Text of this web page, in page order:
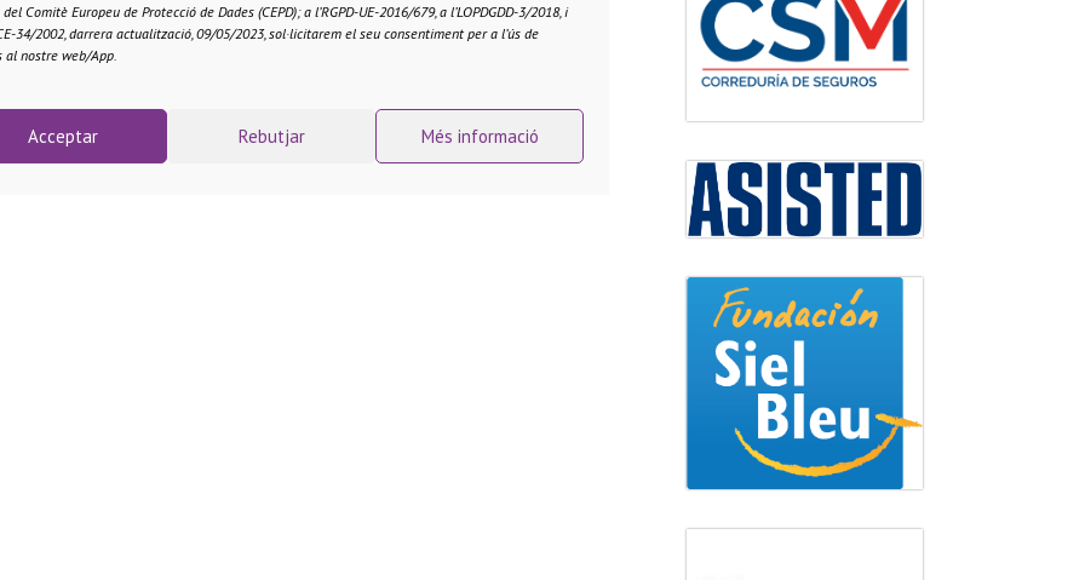
Comitè Europeu de Protecció de Dades (CEPD); a l’RGPD-UE-2016/679, a l’LOPDGDD-3/2018, i
34/2002, darrera actualització, 09/05/2023, sol·licitarem el seu consentiment per a l’ús de
al nostre web/App.
Acceptar Rebutjar Més informació